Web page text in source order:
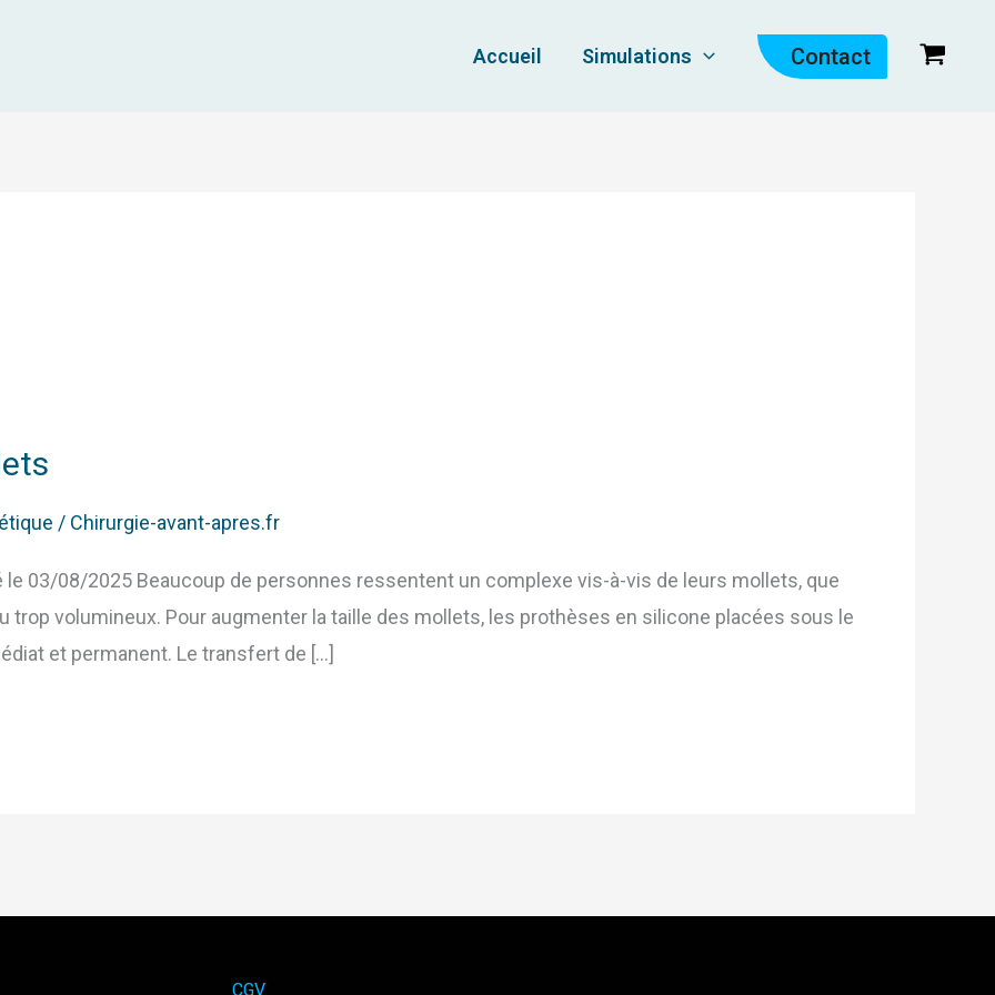
Accueil Simulations Contact
/ Chirurgie-avant-apres.fr
03/08/2025 Beaucoup de personnes ressentent un complexe vis-à-vis de leurs mollets, que
trop volumineux. Pour augmenter la taille des mollets, les prothèses en silicone placées sous le
et permanent. Le transfert de […]
CGV